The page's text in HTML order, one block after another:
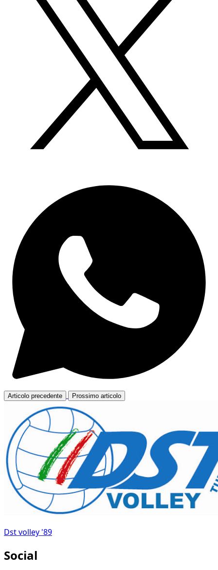
Articolo precedente Prossimo articolo
Dst volley '89
Social